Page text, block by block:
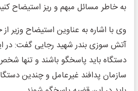
به خاطر مسائل مبهم و ریز استیضاح
وی با اشاره به عناوین استیضاح وزیر
آتش سوزی بندر شهید رجایی گفت: در
دستگاه باید پاسخگو باشند و تنها
سازمان پدافند غیرعامل و چندین